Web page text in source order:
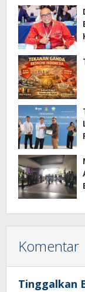
Komentar
Tinggalkan